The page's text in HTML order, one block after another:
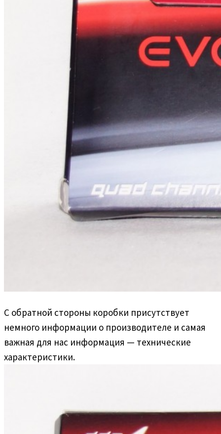
С обратной стороны коробки присутствует
немного информации о производителе и самая
важная для нас информация — технические
характеристики.